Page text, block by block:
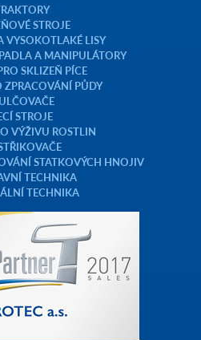
STROJE
VYSOKOTLAKÉ LISY
A MANIPULÁTORY
SKLIZEŇ PÍCE
ZPRACOVÁNÍ PŮDY
STROJE
VÝŽIVU ROSTLIN
STATKOVÝCH HNOJIV
TECHNIKA
TECHNIKA